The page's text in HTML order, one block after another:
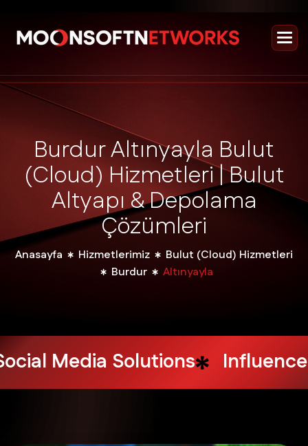
BurdurAltınyayla Bulut
(Cloud) Hizmetleri|Bulut
Altyapı&Depolama
Çözümleri
Anasayfa Hizmetlerimiz
Bulut (Cloud) Hizmetleri
Burdur
Altınyayla
Design Services Web Hosting